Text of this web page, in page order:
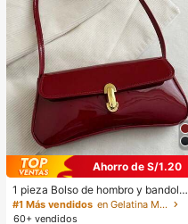
Ahorro de S/1.20
1 pieza Bolso de hombro y bandoler
a de cuero sintético aceitado retro
para mujer, adecuado para citas, sa
#1 Más vendidos
en Gelatina Monedero
60+ vendidos